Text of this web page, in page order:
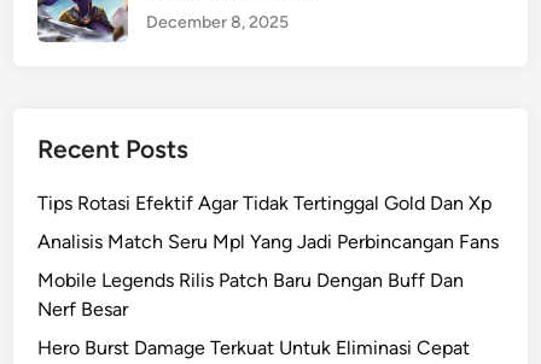
December 8, 2025
Recent Posts
Tips Rotasi Efektif Agar Tidak Tertinggal Gold Dan Xp
Analisis Match Seru Mpl Yang Jadi Perbincangan Fans
Mobile Legends Rilis Patch Baru Dengan Buff Dan
Nerf Besar
Hero Burst Damage Terkuat Untuk Eliminasi Cepat